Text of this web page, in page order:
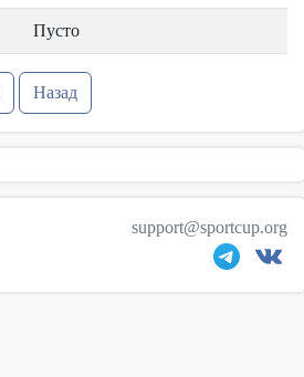
Пусто
Назад
support@sportcup.org